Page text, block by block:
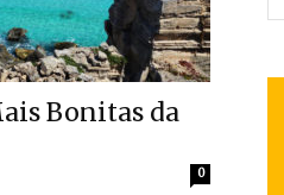
Bonitas da
0